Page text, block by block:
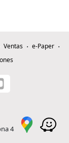
Ventas
e-Paper
4